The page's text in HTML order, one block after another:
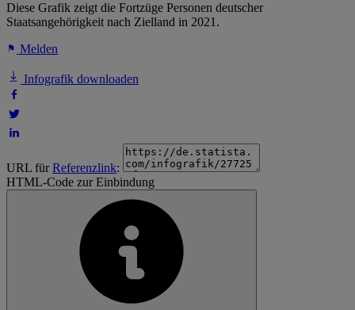
Diese Grafik zeigt die Fortzüge Personen deutscher
Staatsangehörigkeit nach Zielland in 2021.
Melden
Infografik downloaden
URL fürReferenzlink:
HTML-Code zur Einbindung